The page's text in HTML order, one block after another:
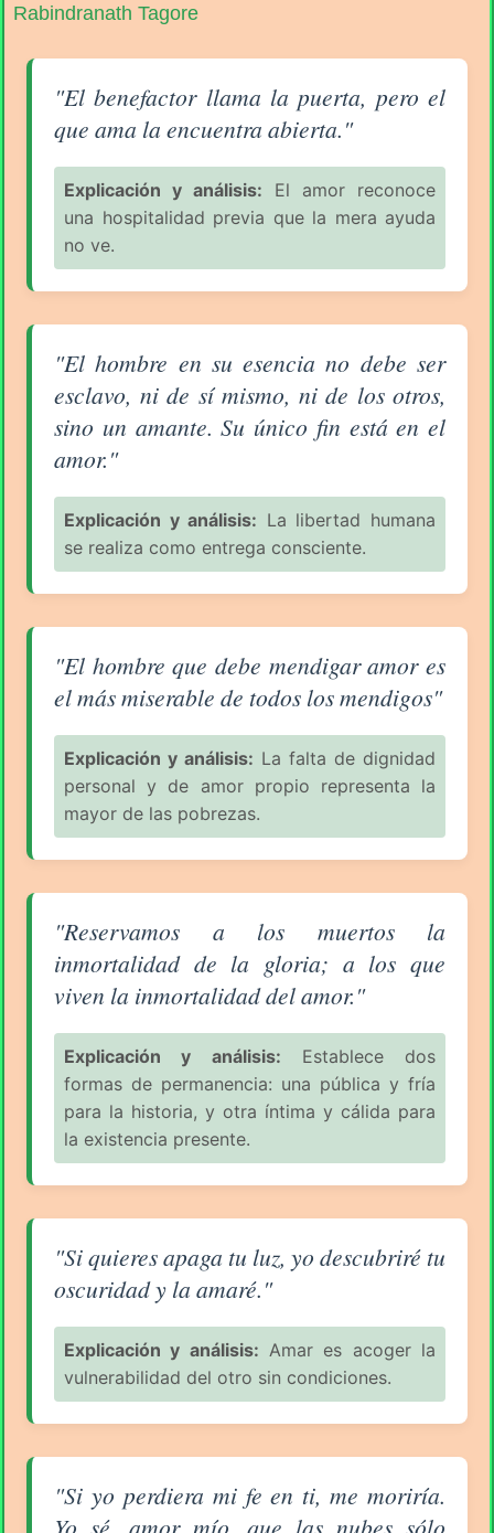
Rabindranath Tagore
Aforismo sobre el Amor (pág. 80/94) -
"El benefactor llama la puerta, pero el
que ama la encuentra abierta."
Explicación y análisis: El amor reconoce
una hospitalidad previa que la mera ayuda
no ve.
Aforismo sobre el Amor (pág. 80/94) -
"El hombre en su esencia no debe ser
esclavo, ni de sí mismo, ni de los otros,
sino un amante. Su único fin está en el
amor."
Explicación y análisis: La libertad humana
se realiza como entrega consciente.
Aforismo sobre el Amor (pág. 80/94) -
"El hombre que debe mendigar amor es
el más miserable de todos los mendigos"
Explicación y análisis: La falta de dignidad
personal y de amor propio representa la
mayor de las pobrezas.
Aforismo sobre el Amor (pág. 80/94) -
"Reservamos a los muertos la
inmortalidad de la gloria; a los que
viven la inmortalidad del amor."
Explicación y análisis: Establece dos
formas de permanencia: una pública y fría
para la historia, y otra íntima y cálida para
la existencia presente.
Aforismo sobre el Amor (pág. 80/94) -
"Si quieres apaga tu luz, yo descubriré tu
oscuridad y la amaré."
Explicación y análisis: Amar es acoger la
vulnerabilidad del otro sin condiciones.
Aforismo sobre el Amor (pág. 80/94) -
"Si yo perdiera mi fe en ti, me moriría.